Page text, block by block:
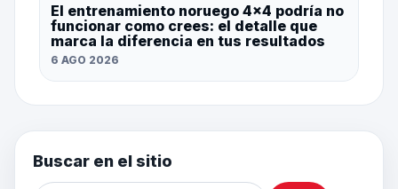
El entrenamiento noruego 4×4 podría no
funcionar como crees: el detalle que
marca la diferencia en tus resultados
6 AGO 2026
Buscar en el sitio